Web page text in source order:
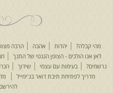
מהי קבלה? יהדות אהבה הרבה
לאן אנו הולכים - הצופן הגנטי של התנך
נרשמים?
בעימות עם עצמי שידוך
מדריך לפתיחת תיבת דואר בג'ימייל